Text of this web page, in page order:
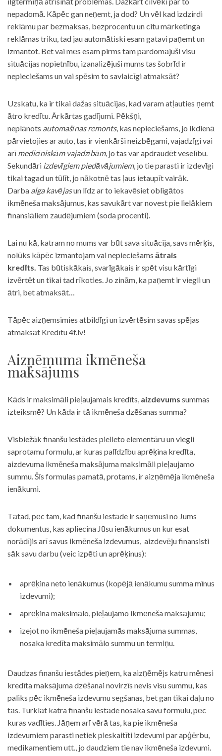
nepadomā. Kāpēc gan neņemt, ja dod? Un vēl kad izdzirdi
reklāmu par bezmaksas, bezprocentu un citu mārketinga
reklāmas triku, tad jau automātiski esam gatavi paņemt un
izmantot. Bet vai mēs esam pirms tam pārdomājuši visu
situācijas nopietnību, izanalizējuši mums tas šobrīd ir
nepieciešams un vai spēsim to savlaicīgi atmaksāt?
Uzskatu, ka ir tikai dažas situācijas, kad varam atļauties ņemt
ātro kredītu. Ārkārtas gadījumi. Pēkšņi,
neplānots automašīnas remonts, kas nepieciešams, jo ikdienā
pārvietojies ar auto, tas ir vienkārši neizbēgami, vajadzīgi vai
arīmedicīniskām vajadzībām, jo tas var apdraudēt veselību.
Sekundāri izdevīgiem piedāvājumiem, jo tie parasti ir izdevīgi
tikai tagad un tūlīt, jo nākotnē tas ļaus ietaupīt vairāk.
Darba alga kavējasun līdz ar to iekavēsiet obligātos
ikmēneša maksājumus, kas savukārt var novest pie lielākiem
finansiāliem zaudējumiem (soda procenti).
Lai nu kā, katram no mums var būt sava situācija, savs mērķis,
nolūks kāpēc izmantojam vai nepieciešams ātrais
kredīts. Tas būtiskākais, svarīgākais ir spēt visu kārtīgi
izvērtēt un tikai tad rīkoties. Jo zinām, ka paņemt ir viegli un
ātri, bet atmaksāt…
Tāpēc aizņemsimies atbildīgi un izvērtēsim savas spējas
atmaksāt Kredītu 4f.lv!
Aizņēmuma ikmēneša
maksājums
Kāds ir maksimāli pieļaujamais kredīts, aizdevums summas
izteiksmē? Un kāda ir tā ikmēneša dzēšanas summa?
Visbiežāk finanšu iestādes pielieto elementāru un viegli
saprotamu formulu, ar kuras palīdzību aprēķina kredīta,
aizdevuma ikmēneša maksājuma maksimāli pieļaujamo
summu. Šīs formulas pamatā, protams, ir aizņēmēja ikmēneša
ienākumi.
Tātad, pēc tam, kad finanšu iestāde ir saņēmusi no Jums
dokumentus, kas apliecina Jūsu ienākumus un kur esat
norādījis arī savus ikmēneša izdevumus, aizdevēju finansisti
sāk savu darbu (veic izpēti un aprēķinus):
aprēķina neto ienākumus (kopējā ienākumu summa mīnus
izdevumi);
aprēķina maksimālo, pieļaujamo ikmēneša maksājumu;
izejot no ikmēneša pieļaujamās maksājuma summas,
nosaka kredīta maksimālo summu un termiņu.
Daudzas finanšu iestādes pieņem, ka aizņēmējs katru mēnesi
kredīta maksājuma dzēšanai novirzīs nevis visu summu, kas
paliks pēc ikmēneša izdevumu segšanas, bet gan tikai daļu no
tās. Turklāt katra finanšu iestāde nosaka savu formulu, pēc
kuras vadīties. Jāņem arī vērā tas, ka pie ikmēneša
izdevumiem parasti netiek pieskaitīti izdevumi par apģērbu,
medikamentiem utt., jo daudziem tie nav ikmēneša izdevumi.